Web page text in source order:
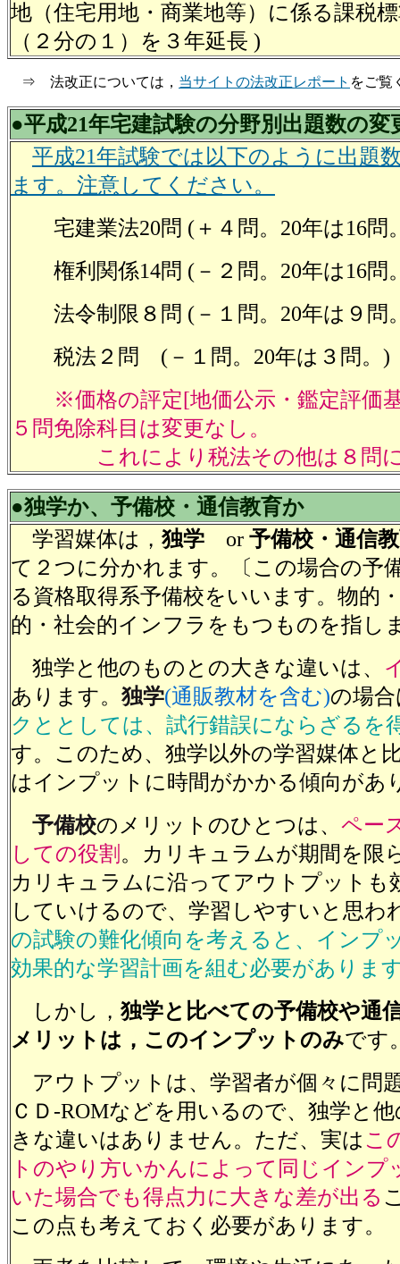
地（住宅用地・商業地等）に係る課税
（２分の１）を３年延長 )
⇒ 法改正については， 当サイトの法改正レポート をご覧
●平成21年宅建試験の分野別出題数の変
平成21年試験では以下のように出題
ます。注意してください。
宅建業法20問 (＋４問。20年は16問
権利関係14問 (－２問。20年は16問
法令制限８問 (－１問。20年は９問
税法２問 (－１問。20年は３問。)
※価格の評定[地価公示・鑑定評価
５問免除科目は変更なし。
これにより税法その他は８問
●独学か、予備校・通信教育か
学習媒体は， 独学 or 予備校・通信
て２つに分かれます。〔この場合の予
る資格取得系予備校をいいます。物的
的・社会的インフラをもつものを指し
独学と他のものとの大きな違いは、
あります。 独学(通販教材を含む)の場
クととしては、試行錯誤にならざるを
す。このため、独学以外の学習媒体と
はインプットに時間がかかる傾向があ
予備校のメリットのひとつは、 ペー
しての役割 。カリキュラムが期間を限
カリキュラムに沿ってアウトプットも
していけるので、学習しやすいと思わ
の試験の難化傾向を考えると、インプ
効果的な学習計画を組む必要がありま
しかし， 独学と比べての予備校や通
メリットは，このインプットのみです
アウトプットは、学習者が個々に問
ＣＤ-ROMなどを用いるので、独学と
きな違いはありません。ただ、実はこ
トのやり方いかんによって同じインプ
いた場合でも得点力に大きな差が出る
この点も考えておく必要があります。